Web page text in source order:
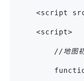
<script
    <script>
//地图